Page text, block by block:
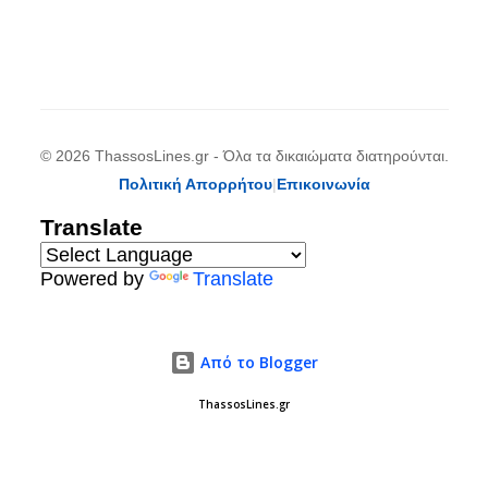
© 2026 ThassosLines.gr - Όλα τα δικαιώματα διατηρούνται.
Πολιτική Απορρήτου|Επικοινωνία
Translate
Powered by Translate
Από το Blogger
ThassosLines.gr